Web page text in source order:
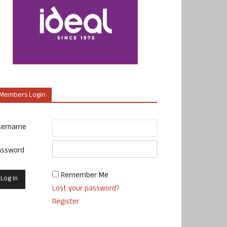
Login
Remember Me
Lost your password?
Register